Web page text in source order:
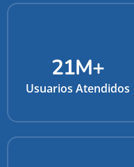
Usuarios Atendidos
21M+